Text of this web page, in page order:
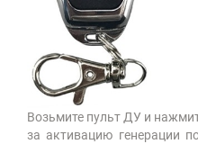
Возьмите пульт ДУ и
за активацию генерации